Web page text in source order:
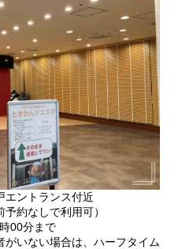
エントランス付近
約なしで利用可）
00分まで
いない場合は、ハーフタイム